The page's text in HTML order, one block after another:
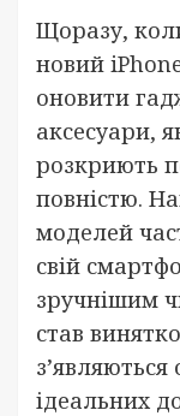
Щоразу,
новий
оновити
аксесуари,
розкриють
повністю.
моделей
свій
зручнішим
став
з’являються
ідеальних